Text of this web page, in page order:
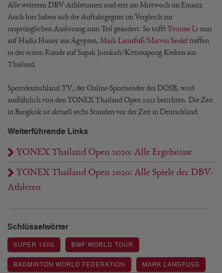
Alle weiteren DBV-Athletinnen sind erst am Mittwoch im Einsatz.
Auch hier haben sich die Auftaktgegner im Vergleich zur
ursprünglichen Auslosung zum Teil geändert. So trifftYvonne Li nun
auf Hadia Hosny aus Ägypten, Mark Lamsfuß/Marvin Seidel treffen
in der ersten Runde auf Supak Jomkoh/Kittinupong Kedren aus
Thailand.
Sportdeutschland.TV, der Online-Sportsender des DOSB, wird
ausführlich von den YONEX Thailand Open 2021 berichten. Die Zeit
in Bangkok ist aktuell sechs Stunden vor der Zeit in Deutschland.
Weiterführende Links
YONEX Thailand Open 2020: Alle Ergebnisse
YONEX Thailand Open 2020: Alle Spiele der DBV-
Athleten
Schlüsselwörter
SUPER 1000 BWF WORLD TOUR
BADMINTON WORLD FEDERATION MARK LAMSFUSS